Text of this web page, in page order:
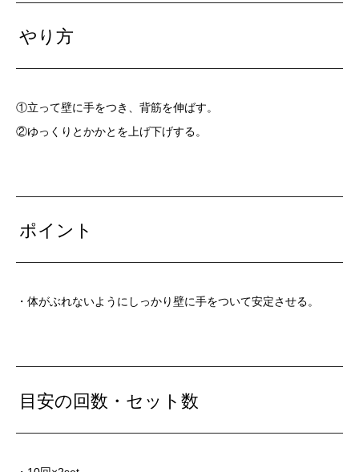
やり方
①立って壁に手をつき、背筋を伸ばす。
②ゆっくりとかかとを上げ下げする。
ポイント
・体がぶれないようにしっかり壁に手をついて安定させる。
目安の回数・セット数